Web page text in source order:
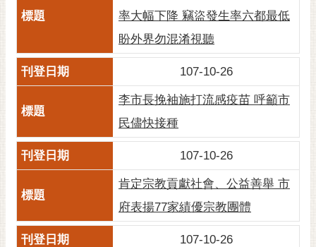
位
率大幅下降 竊盜發生率六都最低
盼外界勿混淆視聽
107-10-26
李市長挽袖施打流感疫苗 呼籲市
民儘快接種
107-10-26
肯定宗教貢獻社會、公益善舉 市
府表揚77家績優宗教團體
107-10-26